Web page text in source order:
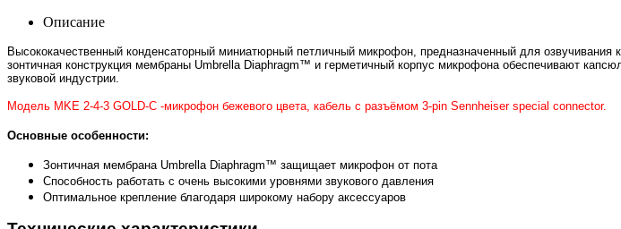
Описание
Высококачественный конденсаторный миниатюрный петличный микрофон, предназначенный для
зонтичная конструкция мембраны Umbrella Diaphragm™ и герметичный корпус микрофона обеспечивают
звуковой индустрии.
Модель MKE 2-4-3 GOLD-C -микрофон бежевого цвета, кабель с разъёмом 3-pin Sennheiser special connector.
Основные особенности:
Зонтичная мембрана Umbrella Diaphragm™ защищает микрофон от пота
Способность работать с очень высокими уровнями звукового давления
Оптимальное крепление благодаря широкому набору аксессуаров